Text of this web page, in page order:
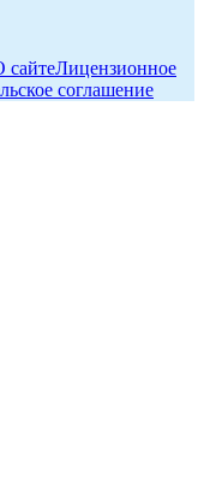
сайтеЛицензионное
соглашение